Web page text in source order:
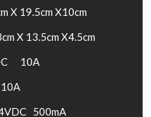
19.5cm X10cm
X 13.5cm X4.5cm
10Α
500mA